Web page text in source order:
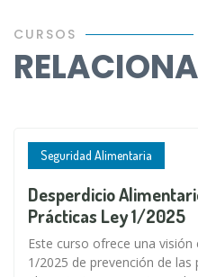
CURSOS
Seguridad Alimentaria
Desperdicio
Prácticas Ley 1/2025
Este curso ofrece una
1/2025 de prevención de las